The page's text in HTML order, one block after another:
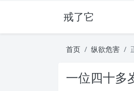
戒了它
首页 纵欲危害
一位四十多